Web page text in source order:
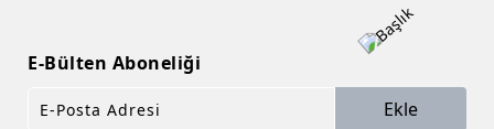
E-Bülten Aboneliği
Ekle